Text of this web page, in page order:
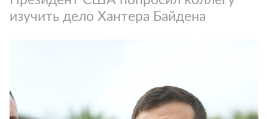
изучить дело Хантера Байдена